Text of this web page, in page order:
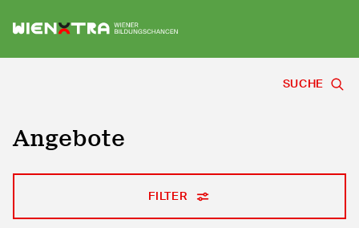
Logo Wiener Bildungschancen
SUCHE
Angebote
FILTER